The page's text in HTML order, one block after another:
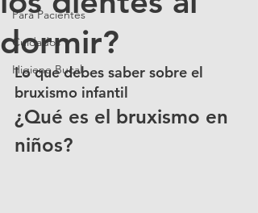
Para Pacientes
Cuidados
Higiene Bucal
dormir?
Lo que debes saber sobre el
bruxismo infantil
¿Qué es el bruxismo en
niños?